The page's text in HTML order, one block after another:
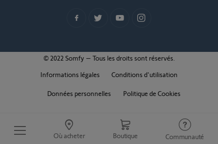
Où acheter Boutique Communauté
© 2022 Somfy – Tous les droits sont réservés.
Informations légales
Conditions d'utilisation
Données personnelles Politique de Cookies